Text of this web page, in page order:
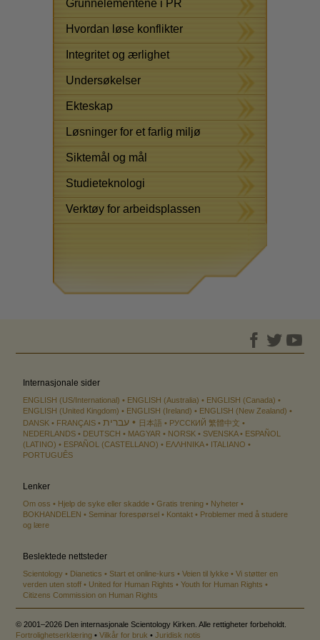
Grunnelementene i PR
Hvordan løse konflikter
Integritet og ærlighet
Undersøkelser
Ekteskap
Løsninger for et farlig miljø
Siktemål og mål
Studieteknologi
Verktøy for arbeidsplassen
Internasjonale sider
ENGLISH (US/International) ENGLISH (Australia)
ENGLISH (Canada)
ENGLISH (United Kingdom)
ENGLISH (Ireland)
ENGLISH (New Zealand)
DANSK
FRANÇAIS עברית 日本語 РУССКИЙ 繁體中文
NEDERLANDS
DEUTSCH MAGYAR NORSK SVENSKA
ESPAÑOL
(LATINO)
ESPAÑOL (CASTELLANO) ΕΛΛΗΝΙΚA
ITALIANO
PORTUGUÊS
Lenker
Om oss Hjelp de syke eller skadde Gratis trening
Nyheter
BOKHANDELEN
Seminar forespørsel Kontakt
Problemer med å studere
og lære
Beslektede nettsteder
Scientology Dianetics Start et online-kurs Veien til lykke
Vi støtter en
verden uten stoff
United for Human Rights
Youth for Human Rights
Citizens Commission on Human Rights
© 2001–2026 Den internasjonale Scientology Kirken. Alle rettigheter forbeholdt.
Fortrolighetserklæring •Vilkår for bruk •Juridisk notis